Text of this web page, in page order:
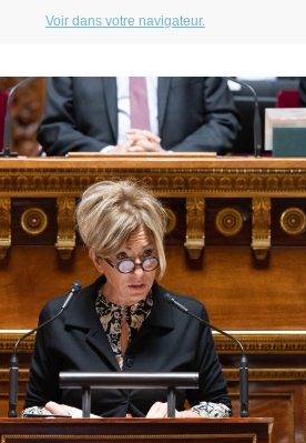
Voir dans votre navigateur.